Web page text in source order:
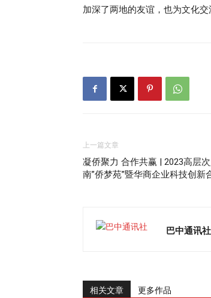
加深了两地的友谊，也为文化交
上一篇文章
凝侨聚力 合作共赢 | 2023高层
南”侨梦苑”暨华商企业科技创新
巴中通讯社
相关文章 更多作品